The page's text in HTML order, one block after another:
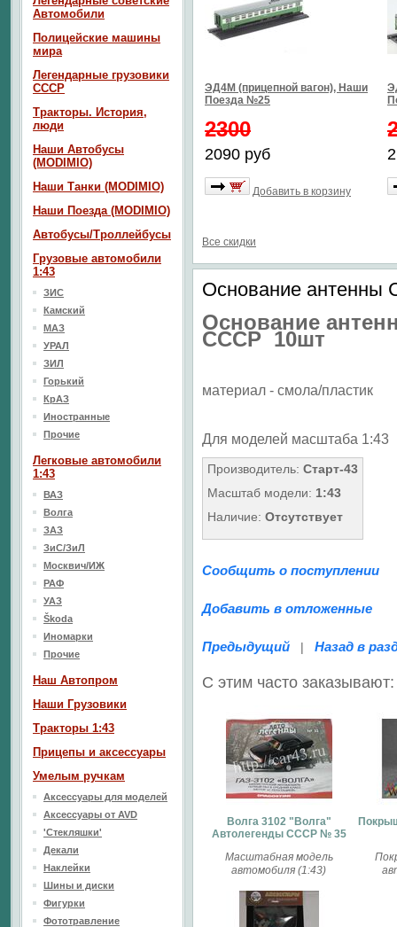
ЭД4М (прицепной вагон), Наши
Поезда №25
2300
2090 руб
Добавить в корзину
Все скидки
Основание
Основание
СССР 10шт
материал - смола/пластик
Для моделей масштаба 1:43
Производитель: Старт-43
Масштаб модели: 1:43
Наличие: Отсутствует
Сообщить о поступлении
Добавить в отложенные
Предыдущий | Назад в
С этим часто заказывают:
Волга 3102 "Волга"
Автолегенды СССР № 35
Масштабная модель
автомобиля (1:43)
Автомобили
Полицейские машины
мира
Легендарные грузовики
СССР
Тракторы. История,
люди
Наши Автобусы
(MODIMIO)
Наши Танки (MODIMIO)
Наши Поезда (MODIMIO)
Автобусы/Троллейбусы
Грузовые автомобили
1:43
ЗИС
Камский
МАЗ
УРАЛ
ЗИЛ
Горький
КрАЗ
Иностранные
Прочие
Легковые автомобили
1:43
ВАЗ
Волга
ЗАЗ
ЗиС/ЗиЛ
Москвич/ИЖ
РАФ
УАЗ
Škoda
Иномарки
Прочие
Наш Aвтопром
Наши Грузовики
Тракторы 1:43
Прицепы и аксессуары
Умелым ручкам
Аксессуары для моделей
Аксессуары от AVD
'Стекляшки'
Декали
Наклейки
Шины и диски
Фигурки
Фототравление